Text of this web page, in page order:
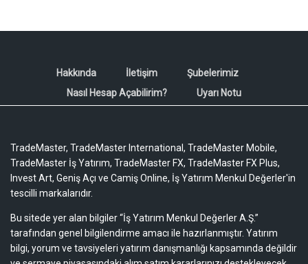
Hakkında İletişim
Şubelerimiz
Nasıl Hesap Açabilirim?
Uyarı Notu
TradeMaster, TradeMaster International, TradeMaster Mobile,
TradeMaster İş Yatırım, TradeMaster FX, TradeMaster FX Plus,
Invest Art, Geniş Açı ve Camiş Online, İş Yatırım Menkul Değerler'in
tescilli markalarıdır.
Bu sitede yer alan bilgiler “İş Yatırım Menkul Değerler A.Ş.”
tarafından genel bilgilendirme amacı ile hazırlanmıştır. Yatırım
bilgi, yorum ve tavsiyeleri yatırım danışmanlığı kapsamında değildir